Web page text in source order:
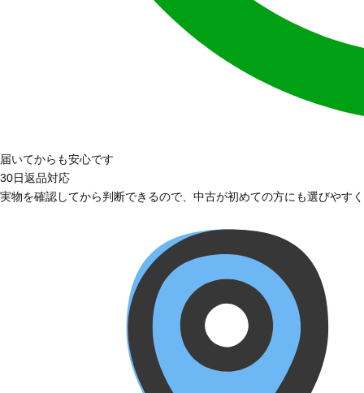
届いてからも安心です
30日返品対応
実物を確認してから判断できるので、中古が初めての方にも選びやす